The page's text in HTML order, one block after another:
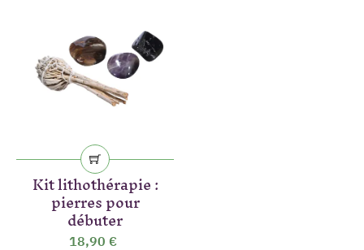
Kit lithothérapie :
pierres pour
débuter
18,90 €